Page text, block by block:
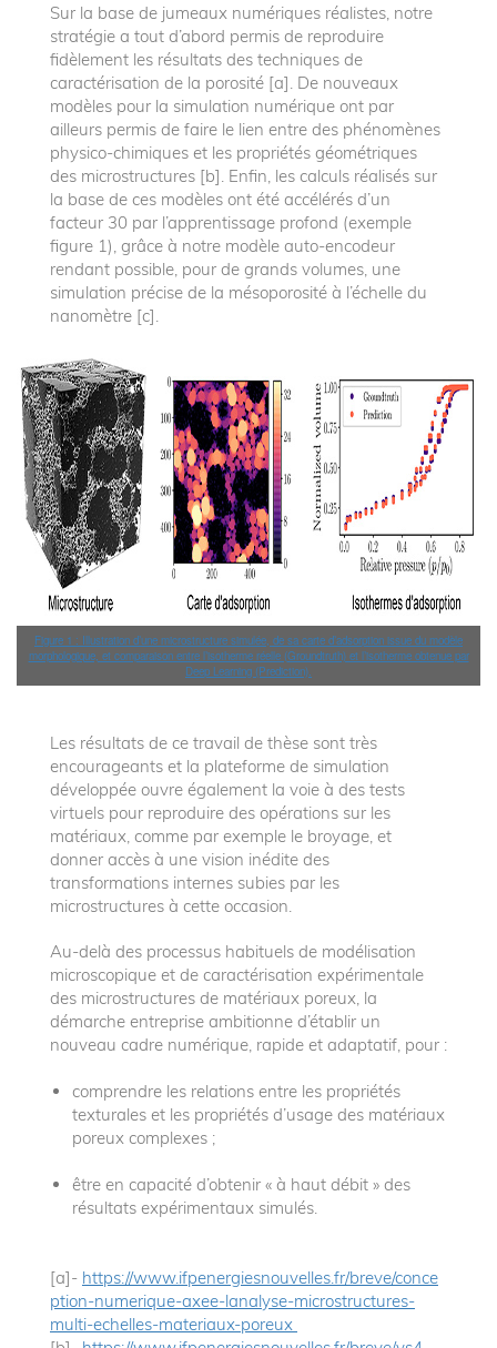
Sur la base de jumeaux numériques réalistes, notre
stratégie a tout d’abord permis de reproduire
fidèlement les résultats des techniques de
caractérisation de la porosité [a]. De nouveaux
modèles pour la simulation numérique ont par
ailleurs permis de faire le lien entre des phénomènes
physico-chimiques et les propriétés géométriques
des microstructures [b]. Enfin, les calculs réalisés sur
la base de ces modèles ont été accélérés d’un
facteur 30 par l’apprentissage profond (exemple
figure 1), grâce à notre modèle auto-encodeur
rendant possible, pour de grands volumes, une
simulation précise de la mésoporosité à l’échelle du
nanomètre [c].
Figure 1 : Illustration d’une microstructure simulée, de sa carte d’adsorption issue du modèle
morphologique, et comparaison entre l’isotherme réelle (Groundtruth) et l’isotherme obtenue par
Deep Learning (Prediction).
Les résultats de ce travail de thèse sont très
encourageants et la plateforme de simulation
développée ouvre également la voie à des tests
virtuels pour reproduire des opérations sur les
matériaux, comme par exemple le broyage, et
donner accès à une vision inédite des
transformations internes subies par les
microstructures à cette occasion.
Au-delà des processus habituels de modélisation
microscopique et de caractérisation expérimentale
des microstructures de matériaux poreux, la
démarche entreprise ambitionne d’établir un
nouveau cadre numérique, rapide et adaptatif, pour :
comprendre les relations entre les propriétés
texturales et les propriétés d’usage des matériaux
poreux complexes ;
être en capacité d’obtenir « à haut débit » des
résultats expérimentaux simulés.
[a]- https://www.ifpenergiesnouvelles.fr/breve/conce
ption-numerique-axee-lanalyse-microstructures-
multi-echelles-materiaux-poreux